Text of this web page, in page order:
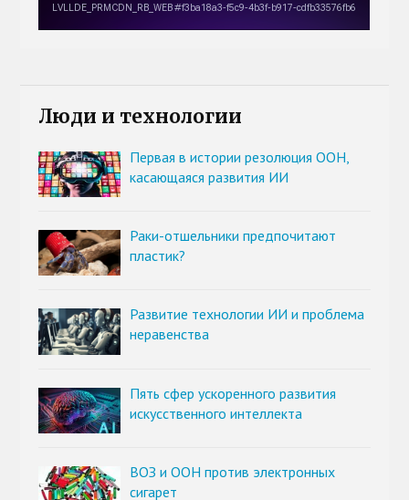
Люди и технологии
Первая в истории резолюция ООН,
касающаяся развития ИИ
Раки-отшельники предпочитают
пластик?
Развитие технологии ИИ и проблема
неравенства
Пять сфер ускоренного развития
искусственного интеллекта
ВОЗ и ООН против электронных
сигарет